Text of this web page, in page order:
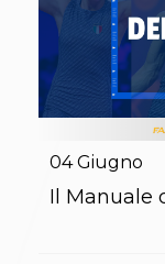
04 Giugno
Il Manuale